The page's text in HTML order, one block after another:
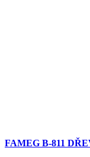
FAMEG B-811